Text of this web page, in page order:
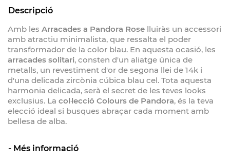
Descripció
Amb les Arracades a Pandora Rose lluiràs un accessori
amb atractiu minimalista, que ressalta el poder
transformador de la color blau. En aquesta ocasió, les
arracades solitari, consten d'un aliatge única de
metalls, un revestiment d'or de segona llei de 14k i
d'una delicada zircònia cúbica blau cel. Tota aquesta
harmonia delicada, serà el secret de les teves looks
exclusius. La col·lecció Colours de Pandora, és la teva
elecció ideal si busques abraçar cada moment amb
bellesa de alba.
Més informació